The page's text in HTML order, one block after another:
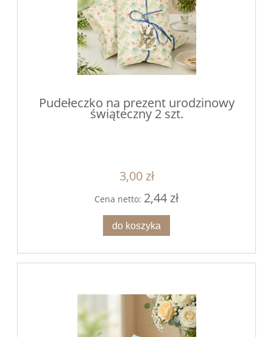
Pudełeczko na prezent urodzinowy
świąteczny 2 szt.
3,00 zł
Cena netto: 2,44 zł
do koszyka